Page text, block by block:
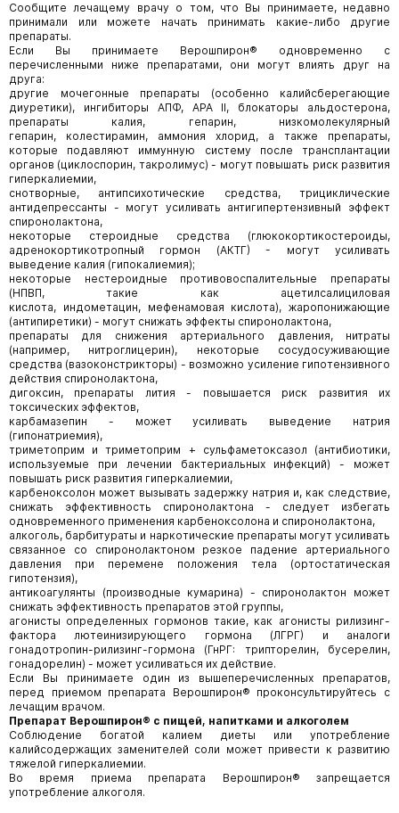
Сообщите лечащему врачу о том, что Вы принимаете, недавно
принимали или можете начать принимать какие-либо другие
препараты.
Если Вы принимаете Верошпирон® одновременно с
перечисленными ниже препаратами, они могут влиять друг на
друга:
другие мочегонные препараты (особенно калийсберегающие
диуретики), ингибиторы АПФ, АРА II, блокаторы альдостерона,
препараты калия, гепарин, низкомолекулярный
гепарин, колестирамин, аммония хлорид, а также препараты,
которые подавляют иммунную систему после трансплантации
органов (циклоспорин, такролимус) - могут повышать риск развития
гиперкалиемии,
снотворные, антипсихотические средства, трициклические
антидепрессанты - могут усиливать антигипертензивный эффект
спиронолактона,
некоторые стероидные средства (глюкокортикостероиды,
адренокортикотропный гормон (АКТГ) - могут усиливать
выведение калия (гипокалиемия);
некоторые нестероидные противовоспалительные препараты
(НПВП, такие как ацетилсалициловая
кислота, индометацин, мефенамовая кислота), жаропонижающие
(антипиретики) - могут снижать эффекты спиронолактона,
препараты для снижения артериального давления, нитраты
(например, нитроглицерин), некоторые сосудосуживающие
средства (вазоконстрикторы) - возможно усиление гипотензивного
действия спиронолактона,
дигоксин, препараты лития - повышается риск развития их
токсических эффектов,
карбамазепин - может усиливать выведение натрия
(гипонатриемия),
триметоприм и триметоприм + сульфаметоксазол (антибиотики,
используемые при лечении бактериальных инфекций) - может
повышать риск развития гиперкалиемии,
карбеноксолон может вызывать задержку натрия и, как следствие,
снижать эффективность спиронолактона - следует избегать
одновременного применения карбеноксолона и спиронолактона,
алкоголь, барбитураты и наркотические препараты могут усиливать
связанное со спиронолактоном резкое падение артериального
давления при перемене положения тела (ортостатическая
гипотензия),
антикоагулянты (производные кумарина) - спиронолактон может
снижать эффективность препаратов этой группы,
агонисты определенных гормонов такие, как агонисты рилизинг-
фактора лютеинизирующего гормона (ЛГРГ) и аналоги
гонадотропин-рилизинг-гормона (ГнРГ: трипторелин, бусерелин,
гонадорелин) - может усиливаться их действие.
Если Вы принимаете один из вышеперечисленных препаратов,
перед приемом препарата Верошпирон® проконсультируйтесь с
лечащим врачом.
Препарат Верошпирон® с пищей, напитками и алкоголем
Соблюдение богатой калием диеты или употребление
калийсодержащих заменителей соли может привести к развитию
тяжелой гиперкалиемии.
Во время приема препарата Верошпирон® запрещается
употребление алкоголя.